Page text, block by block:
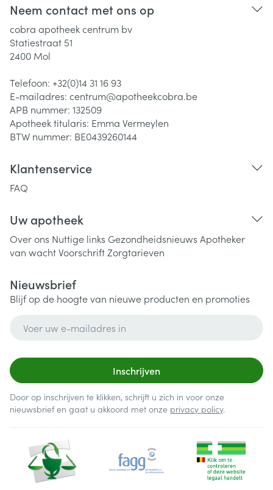
Neem contact met ons op
cobra apotheek centrum bv
Statiestraat 51
2400 Mol
Telefoon: +32(0)14 31 16 93
E-mailadres: centrum@apotheekcobra.be
APB nummer: 132509
Apotheek titularis: Emma Vermeylen
BTW nummer: BE0439260144
Klantenservice
FAQ
Uw apotheek
Over ons Nuttige links Gezondheidsnieuws Apotheker
van wachtVoorschriftZorgtarieven
Nieuwsbrief
Blijf op de hoogte van nieuwe producten en promoties
Inschrijven
Door op inschrijven te klikken, schrijft u zich in voor onze
nieuwsbrief en gaat u akkoord met onze privacy policy.